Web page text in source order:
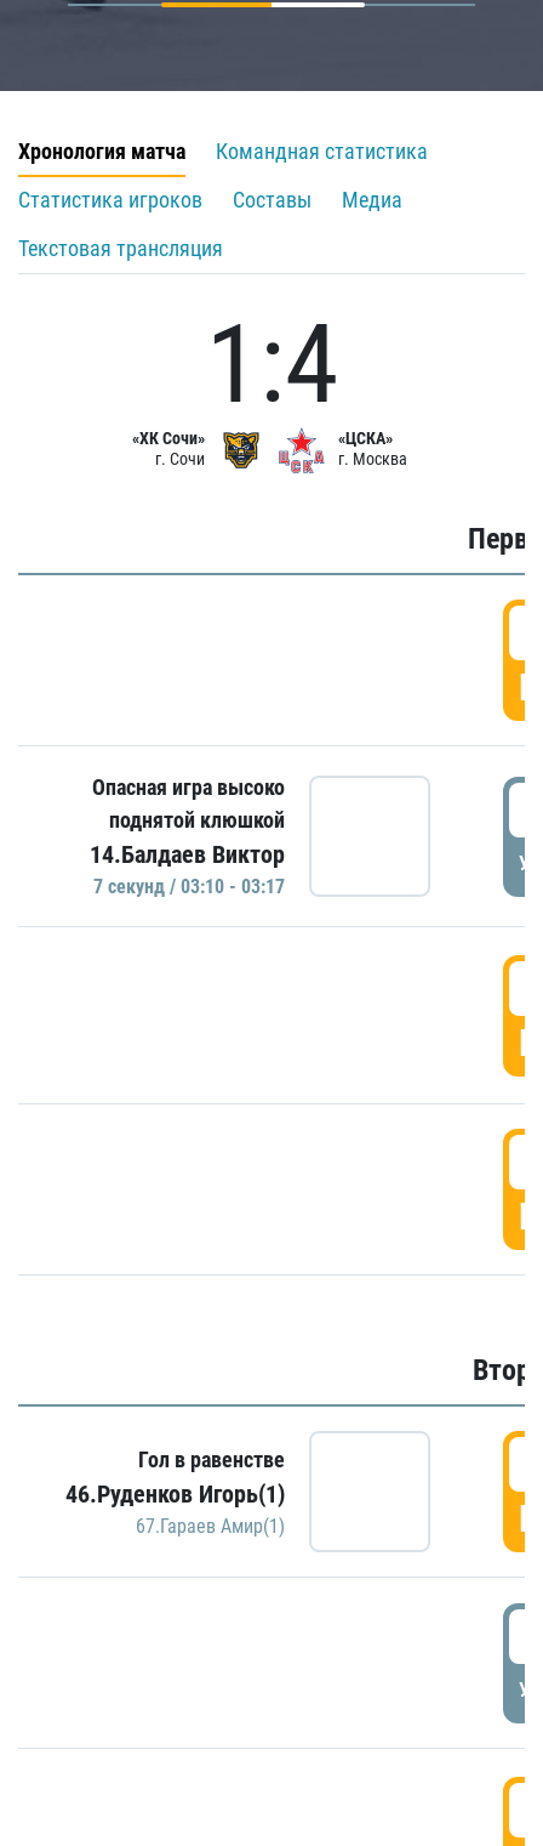
Хронология матча
Командная статистика
Статистика игроков
Составы
Медиа
Текстовая трансляция
«ХК Сочи»
г. Сочи
1:4
«ЦСКА»
г. Москва
Опасная игра высоко
поднятой клюшкой
14.Балдаев Виктор
7 секунд / 03:10 - 03:17
Гол в равенстве
46.Руденков Игорь(1)
67.Гараев Амир(1)